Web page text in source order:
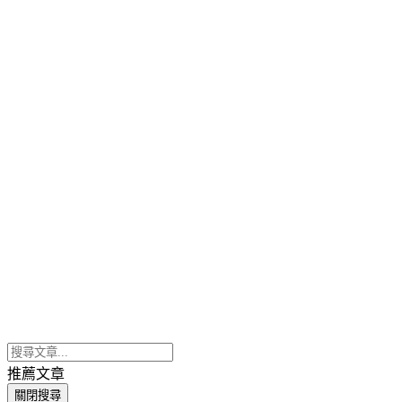
推薦文章
關閉搜尋